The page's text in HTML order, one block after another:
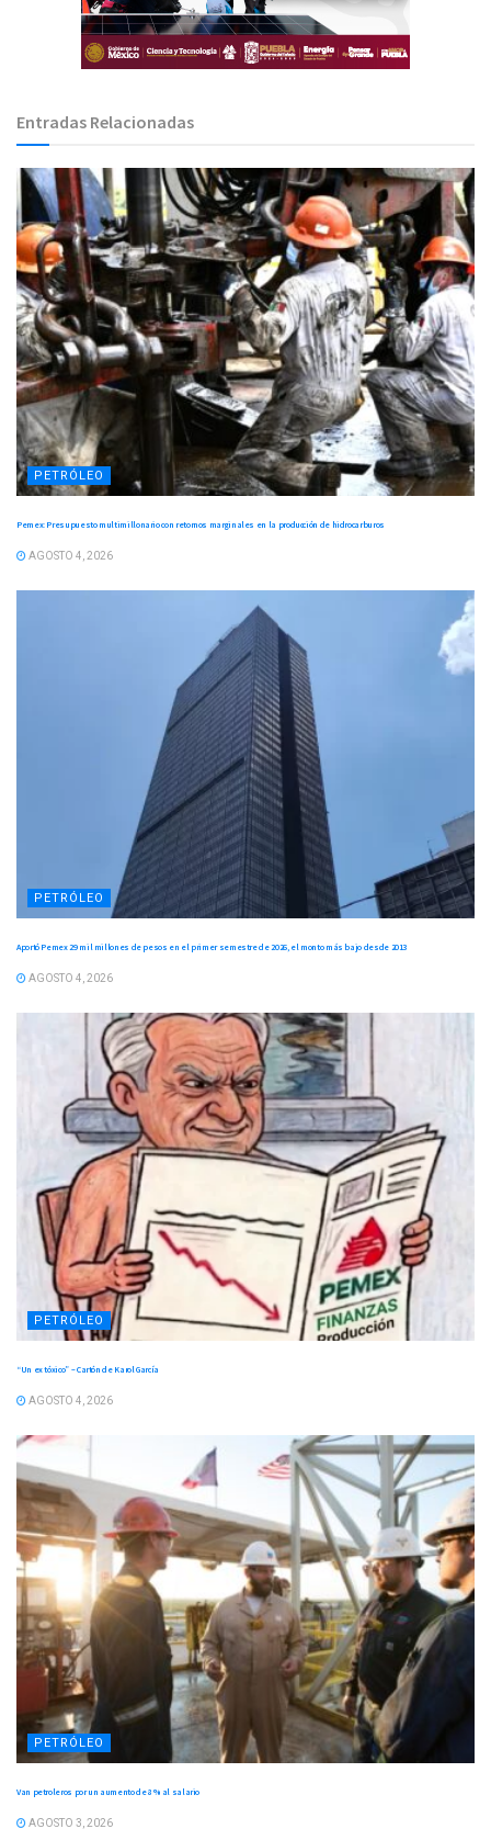
Entradas Relacionadas
PETRÓLEO
Pemex: Presupuesto multimillonario con retornos marginales en la producción de hidrocarburos
AGOSTO 4, 2026
PETRÓLEO
Aportó Pemex 29 mil millones de pesos en el primer semestre de 2026, el monto más bajo desde 2013
AGOSTO 4, 2026
PETRÓLEO
“Un ex tóxico” – Cartón de Karol García
AGOSTO 4, 2026
PETRÓLEO
Van petroleros por un aumento de 8 % al salario
AGOSTO 3, 2026